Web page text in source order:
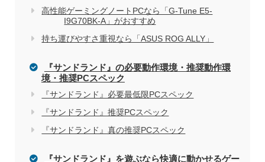
関連記事
電気屋や家電量販店でのパソコン購入を
おすすめしない理由
高性能ゲーミングノートPCなら「G-Tune E5-
I9G70BK-A」がおすすめ
持ち運びやすさ重視なら「ASUS ROG ALLY」
『サンドランド』の必要動作環境・推奨動作環
境・推奨PCスペック
『サンドランド』必要最低限PCスペック
『サンドランド』推奨PCスペック
『サンドランド』真の推奨PCスペック
『サンドランド』を遊ぶなら快適に動かせるゲー